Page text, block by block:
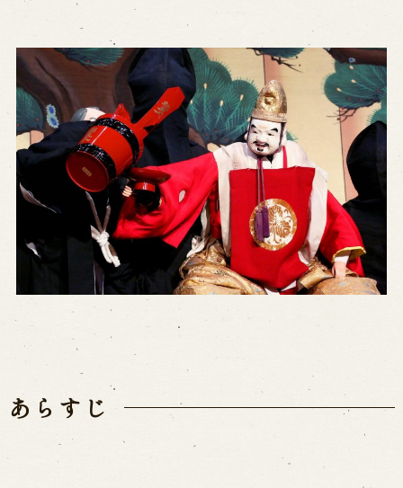
About ’Awaji Ningyoza'
Living National Treasure, the late
Master Tsuruzawa Tomoji
Origin of the Awaji Ningyoza
People trained at the Awaji
Ningyoza
Inheriting Awaji Ningyo Joruri
Performances info
Performance Calendar
Current Performances
Upcoming Performances
Touring show
Touring show
School Visit
あらすじ